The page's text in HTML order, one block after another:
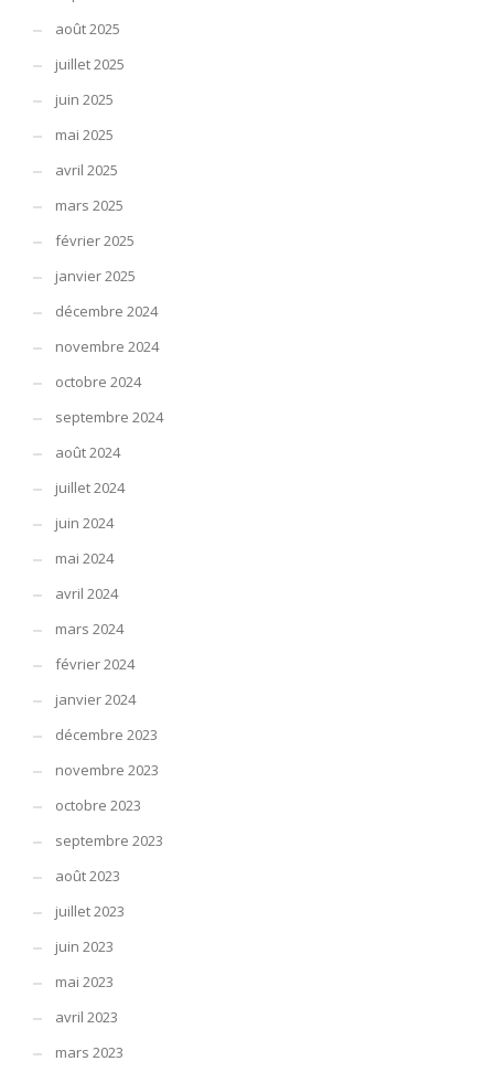
août 2025
juillet 2025
juin 2025
mai 2025
avril 2025
mars 2025
février 2025
janvier 2025
décembre 2024
novembre 2024
octobre 2024
septembre 2024
août 2024
juillet 2024
juin 2024
mai 2024
avril 2024
mars 2024
février 2024
janvier 2024
décembre 2023
novembre 2023
octobre 2023
septembre 2023
août 2023
juillet 2023
juin 2023
mai 2023
avril 2023
mars 2023